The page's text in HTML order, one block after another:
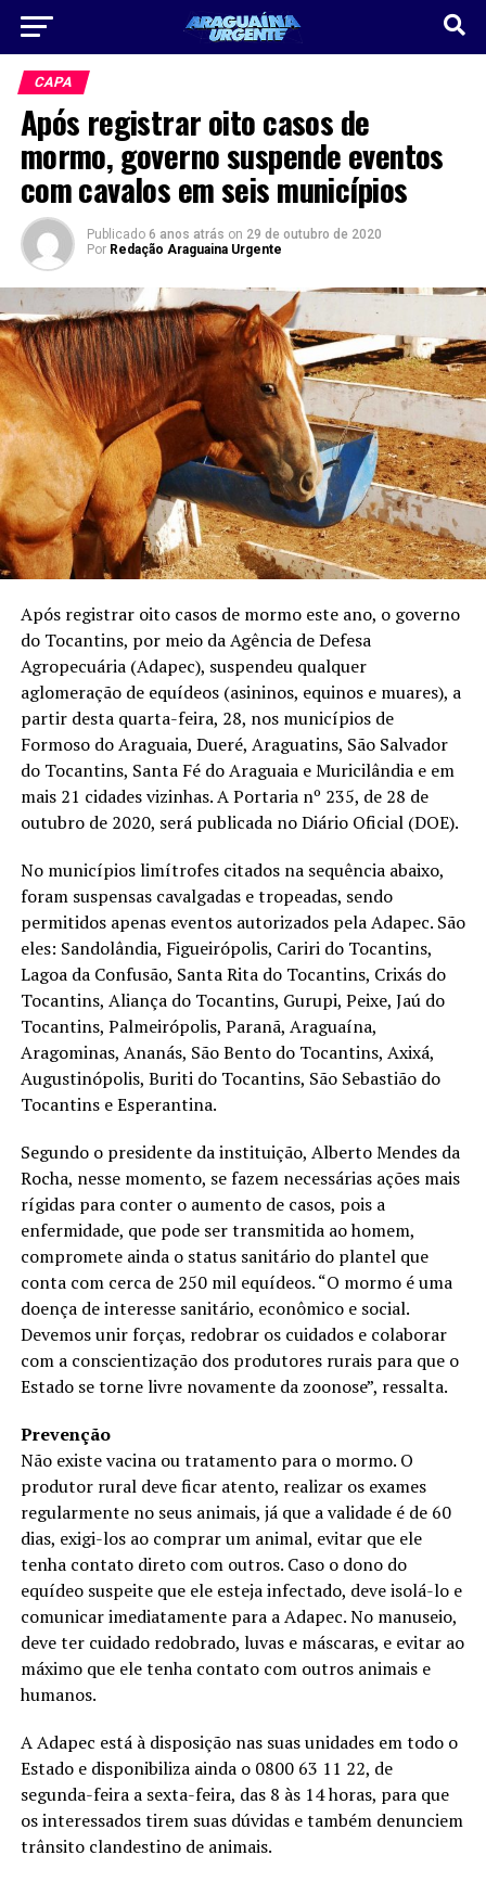
CAPA
Após registrar oito casos de
mormo, governo suspende eventos
com cavalos em seis municípios
Publicado 6 anos atrás on 29 de outubro de 2020
Por Redação Araguaina Urgente
Após registrar oito casos de mormo este ano, o governo
do Tocantins, por meio da Agência de Defesa
Agropecuária (Adapec), suspendeu qualquer
aglomeração de equídeos (asininos, equinos e muares), a
partir desta quarta-feira, 28, nos municípios de
Formoso do Araguaia, Dueré, Araguatins, São Salvador
do Tocantins, Santa Fé do Araguaia e Muricilândia e em
mais 21 cidades vizinhas. A Portaria nº 235, de 28 de
outubro de 2020, será publicada no Diário Oficial (DOE).
No municípios limítrofes citados na sequência abaixo,
foram suspensas cavalgadas e tropeadas, sendo
permitidos apenas eventos autorizados pela Adapec. São
eles: Sandolândia, Figueirópolis, Cariri do Tocantins,
Lagoa da Confusão, Santa Rita do Tocantins, Crixás do
Tocantins, Aliança do Tocantins, Gurupi, Peixe, Jaú do
Tocantins, Palmeirópolis, Paranã, Araguaína,
Aragominas, Ananás, São Bento do Tocantins, Axixá,
Augustinópolis, Buriti do Tocantins, São Sebastião do
Tocantins e Esperantina.
Segundo o presidente da instituição, Alberto Mendes da
Rocha, nesse momento, se fazem necessárias ações mais
rígidas para conter o aumento de casos, pois a
enfermidade, que pode ser transmitida ao homem,
compromete ainda o status sanitário do plantel que
conta com cerca de 250 mil equídeos. “O mormo é uma
doença de interesse sanitário, econômico e social.
Devemos unir forças, redobrar os cuidados e colaborar
com a conscientização dos produtores rurais para que o
Estado se torne livre novamente da zoonose”, ressalta.
Prevenção
Não existe vacina ou tratamento para o mormo. O
produtor rural deve ficar atento, realizar os exames
regularmente no seus animais, já que a validade é de 60
dias, exigi-los ao comprar um animal, evitar que ele
tenha contato direto com outros. Caso o dono do
equídeo suspeite que ele esteja infectado, deve isolá-lo e
comunicar imediatamente para a Adapec. No manuseio,
deve ter cuidado redobrado, luvas e máscaras, e evitar ao
máximo que ele tenha contato com outros animais e
humanos.
A Adapec está à disposição nas suas unidades em todo o
Estado e disponibiliza ainda o 0800 63 11 22, de
segunda-feira a sexta-feira, das 8 às 14 horas, para que
os interessados tirem suas dúvidas e também denunciem
trânsito clandestino de animais.